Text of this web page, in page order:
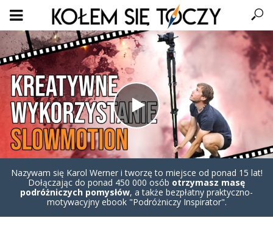
Nazywam się Karol Werner i tworzę to miejsce od ponad 15 lat!
Dołączając do ponad 450 000 osób otrzymasz masę
podróżniczych pomysłów, a także bezpłatny praktyczno-
motywacyjny ebook "Podróżniczy Inspirator".